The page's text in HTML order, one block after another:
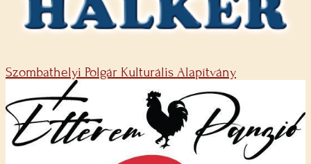
Szombathelyi Polgár Kulturális Alapítvány